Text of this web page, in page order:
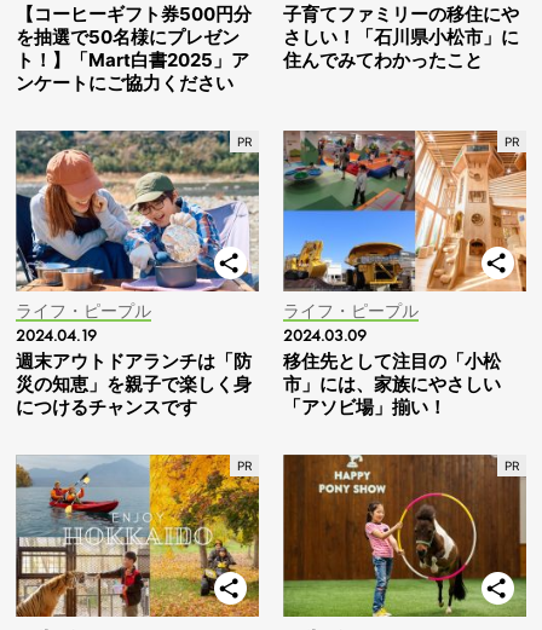
【コーヒーギフト券500円分
を抽選で50名様にプレゼン
ト！】「Mart白書2025」ア
ンケートにご協力ください
子育てファミリーの移住にや
さしい！「石川県小松市」に
住んでみてわかったこと
ライフ・ピープル
2024.04.19
週末アウトドアランチは「防
災の知恵」を親子で楽しく身
につけるチャンスです
ライフ・ピープル
2024.03.09
移住先として注目の「小松
市」には、家族にやさしい
「アソビ場」揃い！